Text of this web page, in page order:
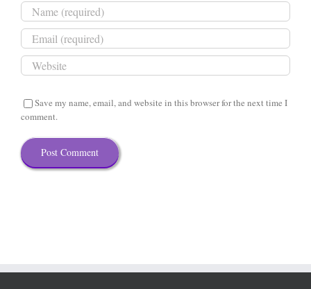
Save my name, email, and website in this browser for the next time I
comment.